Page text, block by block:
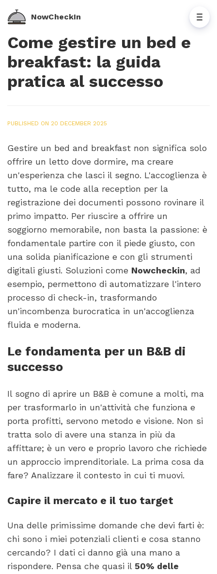
NowCheckIn
Come gestire un bed e
breakfast: la guida
pratica al successo
PUBLISHED ON 20 DECEMBER 2025
Gestire un bed and breakfast non significa solo
offrire un letto dove dormire, ma creare
un'esperienza che lasci il segno. L'accoglienza è
tutto, ma le code alla reception per la
registrazione dei documenti possono rovinare il
primo impatto. Per riuscire a offrire un
soggiorno memorabile, non basta la passione: è
fondamentale partire con il piede giusto, con
una solida pianificazione e con gli strumenti
digitali giusti. Soluzioni come Nowcheckin, ad
esempio, permettono di automatizzare l'intero
processo di check-in, trasformando
un'incombenza burocratica in un'accoglienza
fluida e moderna.
Le fondamenta per un B&B di
successo
Il sogno di aprire un B&B è comune a molti, ma
per trasformarlo in un'attività che funziona e
porta profitti, servono metodo e visione. Non si
tratta solo di avere una stanza in più da
affittare; è un vero e proprio lavoro che richiede
un approccio imprenditoriale. La prima cosa da
fare? Analizzare il contesto in cui ti muovi.
Capire il mercato e il tuo target
Una delle primissime domande che devi farti è:
chi sono i miei potenziali clienti e cosa stanno
cercando? I dati ci danno già una mano a
rispondere. Pensa che quasi il 50% delle